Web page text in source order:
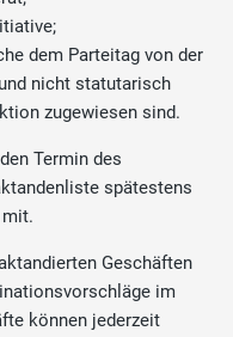
dem Parteitag von der
nicht statutarisch
zugewiesen sind.
Termin des
spätestens
mit.
Geschäften
im
können jederzeit